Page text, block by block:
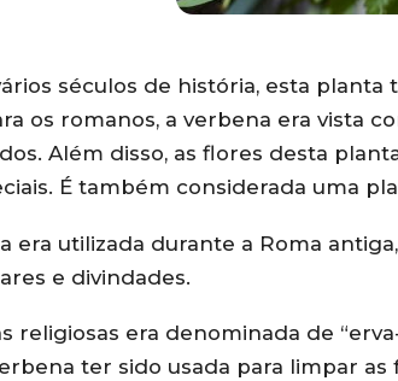
séculos de história, esta
os romanos, a verbena era vista
Além disso, as flores desta
É também considerada uma
era utilizada durante a Roma
e divindades.
religiosas era denominada de
ter sido usada para limpar as